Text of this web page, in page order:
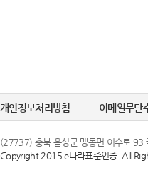
개인정보처리방침 이메일무단
(27737) 충북 음성군 맹동면 이수로 93
Copyright 2015 e나라표준인증. All